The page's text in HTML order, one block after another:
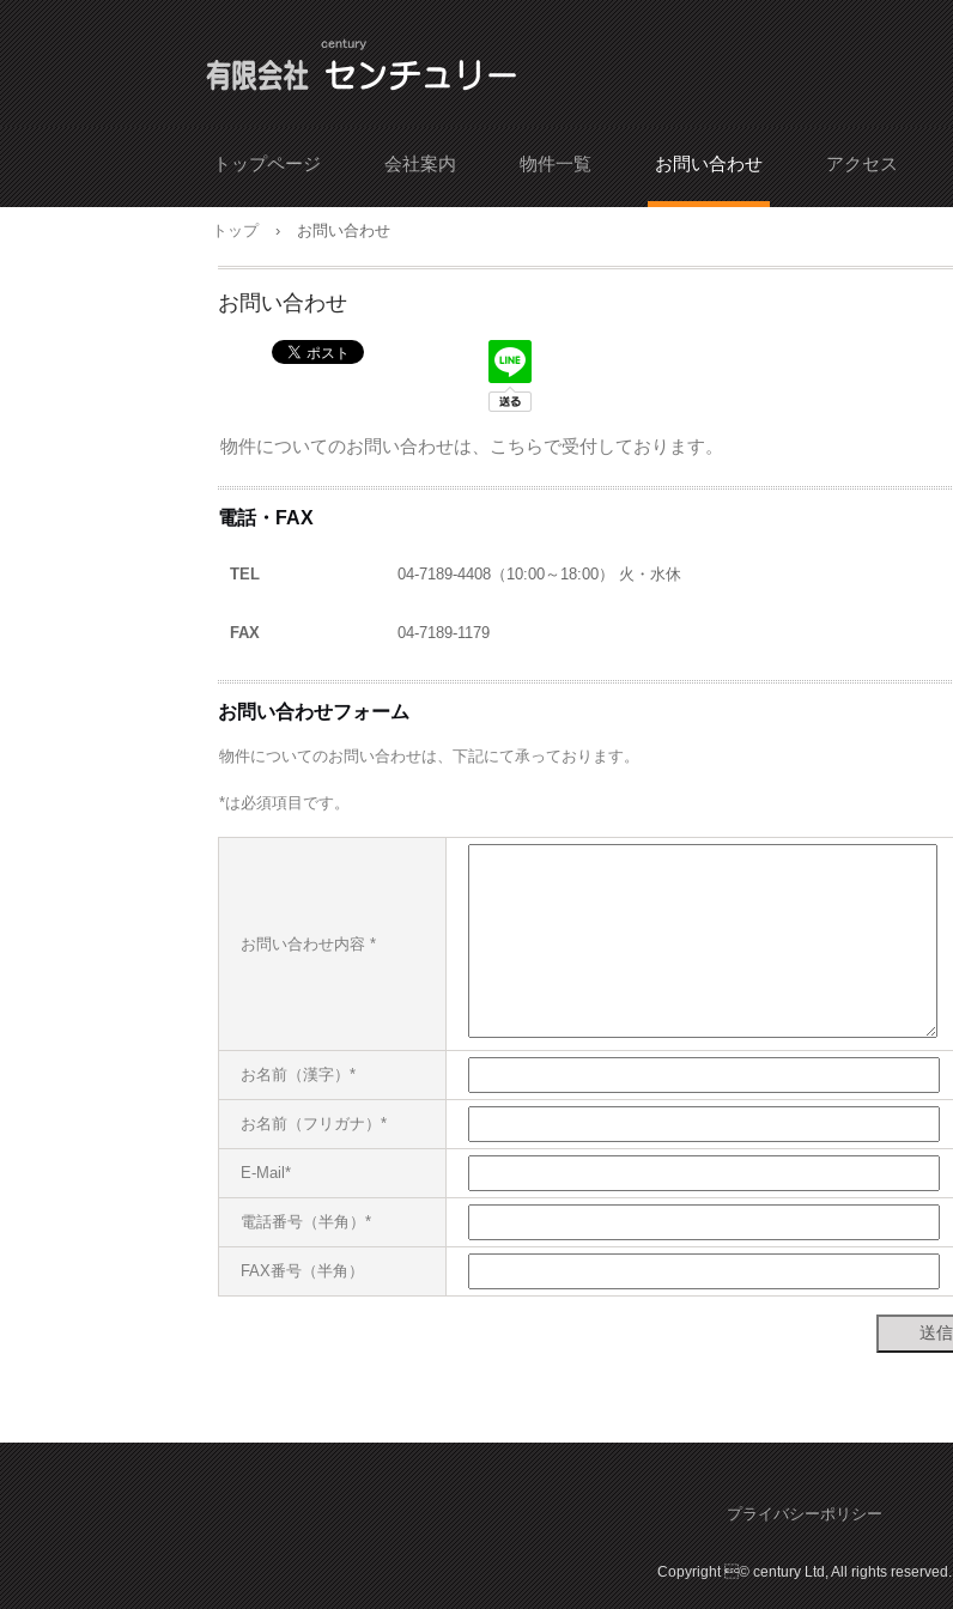
トップページ 会社案内 物件一覧 お問い合わせ アクセス
トップ › お問い合わせ
お問い合わせ
物件についてのお問い合わせは、こちらで受付しております。
電話・FAX
TEL 04-7189-4408（10:00～18:00） 火・水休
FAX 04-7189-1179
お問い合わせフォーム
物件についてのお問い合わせは、下記にて承っております。
*は必須項目です。
お問い合わせ内容 *
お名前（漢字）*
お名前（フリガナ）*
E-Mail*
電話番号（半角）*
FAX番号（半角）
プライバシーポリシー
Copyright © century Ltd, All rights reserved.